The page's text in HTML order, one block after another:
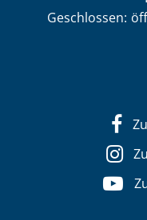
Klicken, um
Geschlossen: